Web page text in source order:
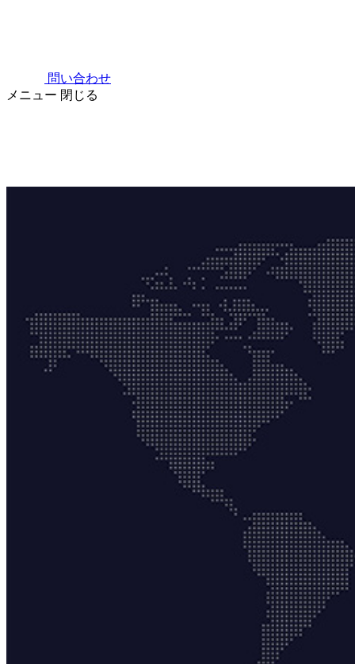
問い合わせ
メニュー 閉じる